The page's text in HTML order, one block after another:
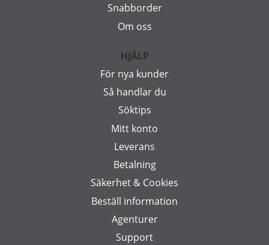
Snabborder
Om oss
HJÄLP
För nya kunder
Så handlar du
Söktips
Mitt konto
Leverans
Betalning
Säkerhet & Cookies
Beställ information
Agenturer
Support